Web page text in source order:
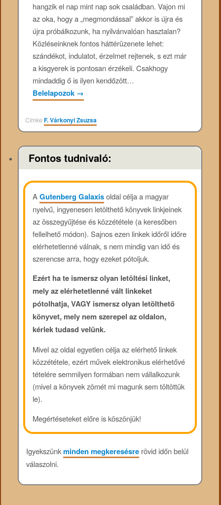
hangzik el nap mint nap sok családban. Vajon mi
az oka, hogy a „megmondással” akkor is újra és
újra próbálkozunk, ha nyilvánvalóan hasztalan?
Közléseinknek fontos háttérüzenete lehet:
szándékot, indulatot, érzelmet rejtenek, s ezt már
a kisgyerek is pontosan érzékeli. Csakhogy
mindaddig ő is ilyen kendőzött…
Belelapozok →
CímkeF. Várkonyi Zsuzsa
Fontos tudnivaló:
AGutenberg Galaxisoldal célja a magyar
nyelvű, ingyenesen letölthető könyvek linkjeinek
az összegyűjtése és közzététele (a keresőben
fellelhető módon). Sajnos ezen linkek időről időre
elérhetetlenné válnak, s nem mindig van idő és
szerencse arra, hogy ezeket pótoljuk.
Ezért ha te ismersz olyan letöltési linket,
mely az elérhetetlenné vált linkeket
pótolhatja, VAGY ismersz olyan letölthető
könyvet, mely nem szerepel az oldalon,
kérlek tudasd velünk.
Mivel az oldal egyetlen célja az elérhető linkek
közzététele, ezért művek elektronikus elérhetővé
tételére semmilyen formában nem vállalkozunk
(mivel a könyvek zömét mi magunk sem töltöttük
le).
Megértéseteket előre is köszönjük!
Igyekszünkminden megkeresésrerövid időn belül
válaszolni.